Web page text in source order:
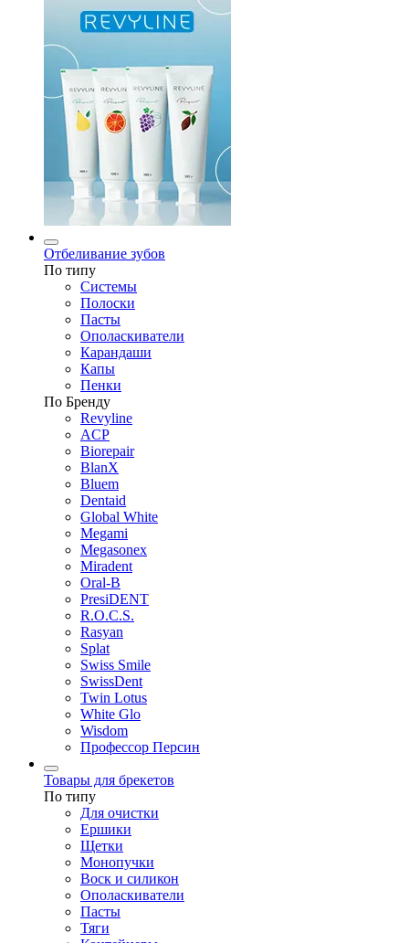
Отбеливание зубов
По типу
Системы
Полоски
Пасты
Ополаскиватели
Карандаши
Капы
Пенки
По Бренду
Revyline
ACP
Biorepair
BlanX
Bluem
Dentaid
Global White
Megami
Megasonex
Miradent
Oral-B
PresiDENT
R.O.C.S.
Rasyan
Splat
Swiss Smile
SwissDent
Twin Lotus
White Glo
Wisdom
Профессор Персин
Товары для брекетов
По типу
Для очистки
Ершики
Щетки
Монопучки
Воск и силикон
Ополаскиватели
Пасты
Тяги